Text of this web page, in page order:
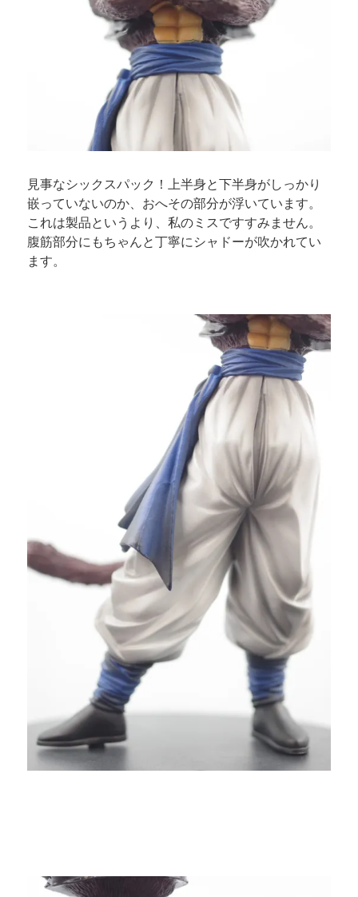
見事なシックスパック！上半身と下半身がしっかり
嵌っていないのか、おへその部分が浮いています。
これは製品というより、私のミスですすみません。
腹筋部分にもちゃんと丁寧にシャドーが吹かれてい
ます。